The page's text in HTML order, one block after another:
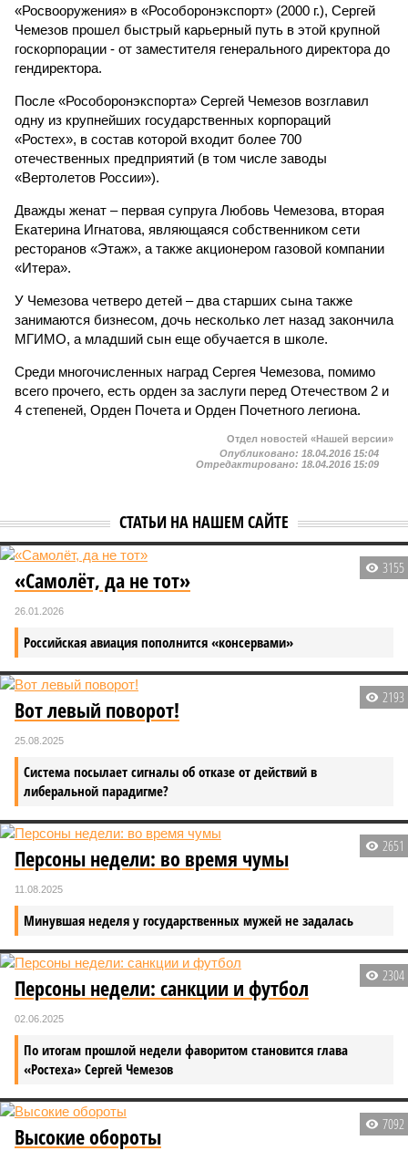
«Росвооружения» в «Рособоронэкспорт» (2000 г.), Сергей
Чемезов прошел быстрый карьерный путь в этой крупной
госкорпорации - от заместителя генерального директора до
гендиректора.
После «Рособоронэкспорта» Сергей Чемезов возглавил
одну из крупнейших государственных корпораций
«Ростех», в состав которой входит более 700
отечественных предприятий (в том числе заводы
«Вертолетов России»).
Дважды женат – первая супруга Любовь Чемезова, вторая
Екатерина Игнатова, являющаяся собственником сети
ресторанов «Этаж», а также акционером газовой компании
«Итера».
У Чемезова четверо детей – два старших сына также
занимаются бизнесом, дочь несколько лет назад закончила
МГИМО, а младший сын еще обучается в школе.
Среди многочисленных наград Сергея Чемезова, помимо
всего прочего, есть орден за заслуги перед Отечеством 2 и
4 степеней, Орден Почета и Орден Почетного легиона.
Отдел новостей «Нашей версии»
Опубликовано: 18.04.2016 15:04
Отредактировано: 18.04.2016 15:09
СТАТЬИ НА НАШЕМ САЙТЕ
3155
«Самолёт, да не тот»
26.01.2026
Российская авиация пополнится «консервами»
2193
Вот левый поворот!
25.08.2025
Система посылает сигналы об отказе от действий в
либеральной парадигме?
2651
Персоны недели: во время чумы
11.08.2025
Минувшая неделя у государственных мужей не задалась
2304
Персоны недели: санкции и футбол
02.06.2025
По итогам прошлой недели фаворитом становится глава
«Ростеха» Сергей Чемезов
7092
Высокие обороты